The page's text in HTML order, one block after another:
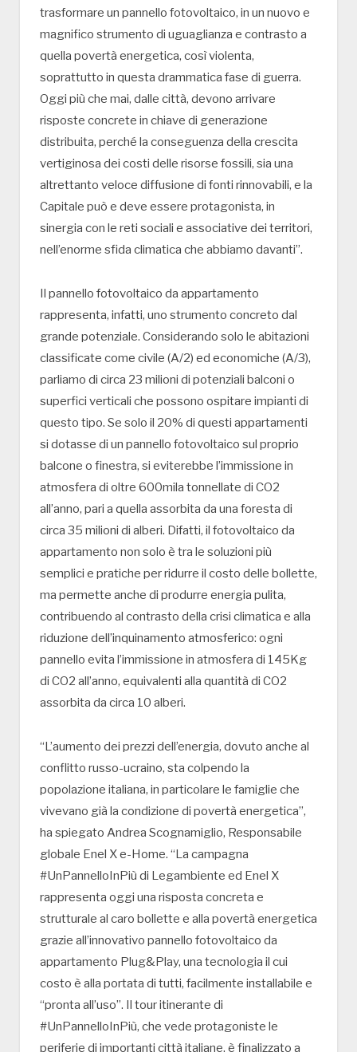
trasformare un pannello fotovoltaico, in un nuovo e
magnifico strumento di uguaglianza e contrasto a
quella povertà energetica, così violenta,
soprattutto in questa drammatica fase di guerra.
Oggi più che mai, dalle città, devono arrivare
risposte concrete in chiave di generazione
distribuita, perché la conseguenza della crescita
vertiginosa dei costi delle risorse fossili, sia una
altrettanto veloce diffusione di fonti rinnovabili, e la
Capitale può e deve essere protagonista, in
sinergia con le reti sociali e associative dei territori,
nell’enorme sfida climatica che abbiamo davanti”.
Il pannello fotovoltaico da appartamento
rappresenta, infatti, uno strumento concreto dal
grande potenziale. Considerando solo le abitazioni
classificate come civile (A/2) ed economiche (A/3),
parliamo di circa 23 milioni di potenziali balconi o
superfici verticali che possono ospitare impianti di
questo tipo. Se solo il 20% di questi appartamenti
si dotasse di un pannello fotovoltaico sul proprio
balcone o finestra, si eviterebbe l’immissione in
atmosfera di oltre 600mila tonnellate di CO2
all’anno, pari a quella assorbita da una foresta di
circa 35 milioni di alberi. Difatti, il fotovoltaico da
appartamento non solo è tra le soluzioni più
semplici e pratiche per ridurre il costo delle bollette,
ma permette anche di produrre energia pulita,
contribuendo al contrasto della crisi climatica e alla
riduzione dell’inquinamento atmosferico: ogni
pannello evita l’immissione in atmosfera di 145Kg
di CO2 all’anno, equivalenti alla quantità di CO2
assorbita da circa 10 alberi.
“L’aumento dei prezzi dell’energia, dovuto anche al
conflitto russo-ucraino, sta colpendo la
popolazione italiana, in particolare le famiglie che
vivevano già la condizione di povertà energetica”,
ha spiegato Andrea Scognamiglio, Responsabile
globale Enel X e-Home. “La campagna
#UnPannelloInPiù di Legambiente ed Enel X
rappresenta oggi una risposta concreta e
strutturale al caro bollette e alla povertà energetica
grazie all’innovativo pannello fotovoltaico da
appartamento Plug&Play, una tecnologia il cui
costo è alla portata di tutti, facilmente installabile e
“pronta all’uso”. Il tour itinerante di
#UnPannelloInPiù, che vede protagoniste le
periferie di importanti città italiane, è finalizzato a